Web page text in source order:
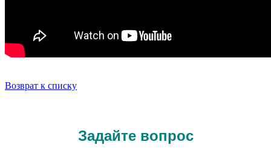
Возврат к списку
Задайте вопрос